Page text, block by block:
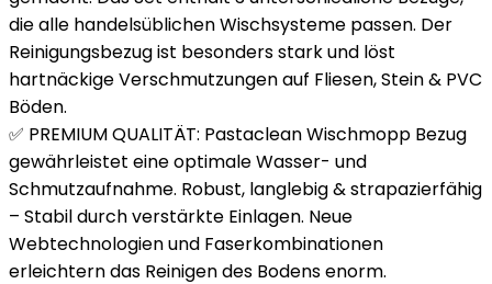
die alle handelsüblichen Wischsysteme passen. Der
Reinigungsbezug ist besonders stark und löst
hartnäckige Verschmutzungen auf Fliesen, Stein & PVC
Böden.
✅ PREMIUM QUALITÄT: Pastaclean Wischmopp Bezug
gewährleistet eine optimale Wasser- und
Schmutzaufnahme. Robust, langlebig & strapazierfähig
– Stabil durch verstärkte Einlagen. Neue
Webtechnologien und Faserkombinationen
erleichtern das Reinigen des Bodens enorm.